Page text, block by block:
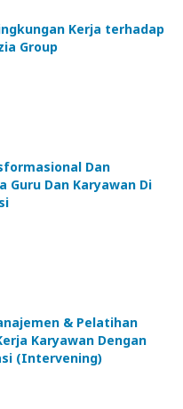
Kerja terhadap
Group
Dan
Guru Dan Karyawan Di
& Pelatihan
Karyawan Dengan
(Intervening)